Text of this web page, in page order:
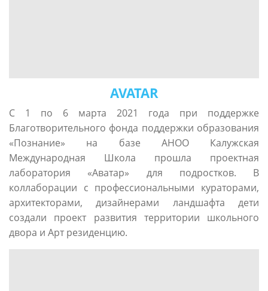
AVATAR
С 1 по 6 марта 2021 года при поддержке
Благотворительного фонда поддержки образования
«Познание» на базе АНОО Калужская
Международная Школа прошла проектная
лаборатория «Аватар» для подростков. В
коллаборации с профессиональными кураторами,
архитекторами, дизайнерами ландшафта дети
создали проект развития территории школьного
двора и Арт резиденцию.